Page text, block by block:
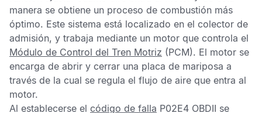
manera se obtiene un proceso de combustión más
óptimo. Este sistema está localizado en el colector de
admisión, y trabaja mediante un motor que controla el
Módulo de Control del Tren Motriz (PCM). El motor se
encarga de abrir y cerrar una placa de mariposa a
través de la cual se regula el flujo de aire que entra al
motor.
Al establecerse el código de falla P02E4 OBDII se